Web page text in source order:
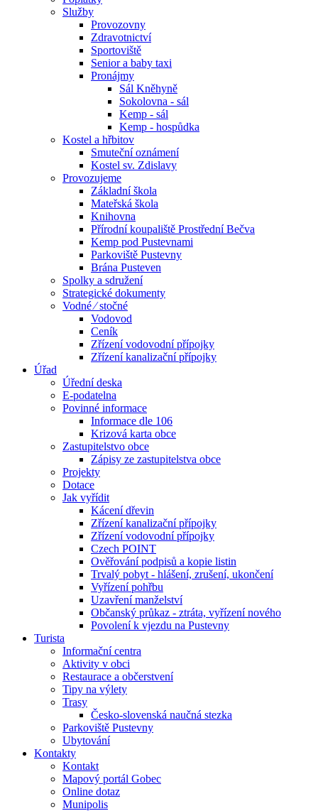
Služby
Provozovny
Zdravotnictví
Sportoviště
Senior a baby taxi
Pronájmy
Sál Kněhyně
Sokolovna - sál
Kemp - sál
Kemp - hospůdka
Kostel a hřbitov
Smuteční oznámení
Kostel sv. Zdislavy
Provozujeme
Základní škola
Mateřská škola
Knihovna
Přírodní koupaliště Prostřední Bečva
Kemp pod Pustevnami
Parkoviště Pustevny
Brána Pusteven
Spolky a sdružení
Strategické dokumenty
Vodné ⁄ stočné
Vodovod
Ceník
Zřízení vodovodní přípojky
Zřízení kanalizační přípojky
Úřad
Úřední deska
E-podatelna
Povinné informace
Informace dle 106
Krizová karta obce
Zastupitelstvo obce
Zápisy ze zastupitelstva obce
Projekty
Dotace
Jak vyřídit
Kácení dřevin
Zřízení kanalizační přípojky
Zřízení vodovodní přípojky
Czech POINT
Ověřování podpisů a kopie listin
Trvalý pobyt - hlášení, zrušení, ukončení
Vyřízení pohřbu
Uzavření manželství
Občanský průkaz - ztráta, vyřízení nového
Povolení k vjezdu na Pustevny
Turista
Informační centra
Aktivity v obci
Restaurace a občerstvení
Tipy na výlety
Trasy
Česko-slovenská naučná stezka
Parkoviště Pustevny
Ubytování
Kontakty
Kontakt
Mapový portál Gobec
Online dotaz
Munipolis